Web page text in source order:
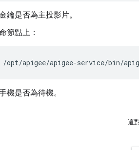
鑰是否為主投影片。
節點上：
/opt/apigee/apigee-service/bin/
機是否為待機。
這